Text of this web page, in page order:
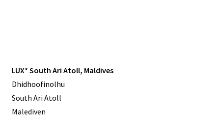
LUX* South Ari Atoll, Maldives
Dhidhoofinolhu
South Ari Atoll
Malediven